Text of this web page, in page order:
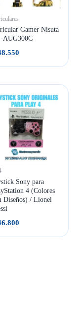
Gamer Nisuta
AUG300C
Sony para
4 (Colores
Diseños) / Lionel